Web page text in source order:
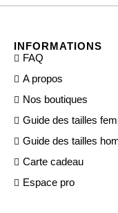
INFORMATIONS
FAQ
A propos
Nos boutiques
Guide des tailles
Guide des tailles
Carte cadeau
Espace pro